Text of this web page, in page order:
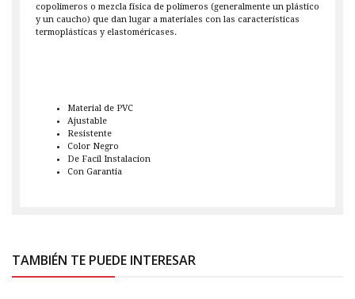
copolimeros o mezcla física de polímeros (generalmente un plástico
y un caucho) que dan lugar a materiales con las características
termoplásticas y elastoméricases.
Material de PVC
Ajustable
Resistente
Color Negro
De Facil Instalacion
Con Garantia
TAMBIÉN TE PUEDE INTERESAR